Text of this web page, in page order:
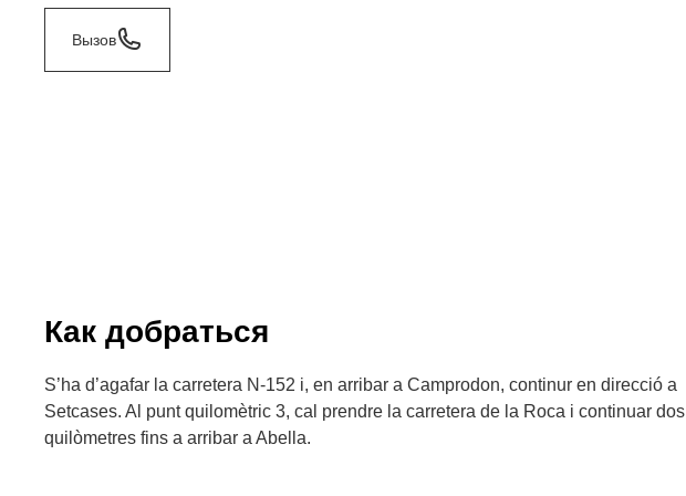
Вызов
Как добраться
S’ha d’agafar la carretera N-152 i, en arribar a Camprodon, continur en direcció a
Setcases. Al punt quilomètric 3, cal prendre la carretera de la Roca i continuar dos
quilòmetres fins a arribar a Abella.